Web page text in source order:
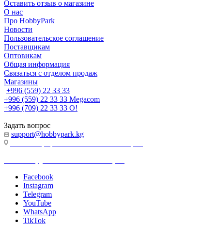
Оставить отзыв о магазине
О нас
Про HobbyPark
Новости
Пользовательское соглашение
Поставщикам
Оптовикам
Общая информация
Связаться с отделом продаж
Магазины
+996 (559) 22 33 33
+996 (559) 22 33 33 Megacom
+996 (709) 22 33 33 O!
Задать вопрос
support@hobbypark.kg
Facebook
Instagram
Telegram
YouTube
WhatsApp
TikTok